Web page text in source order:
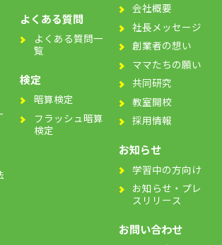
よくある質問
よくある質問一
覧
検定
暗算検定
フラッシュ暗算
検定
会社概要
社長メッセージ
創業者の想い
ママたちの願い
共同研究
教室開校
採用情報
お知らせ
学習中の方向け
お知らせ・プレ
スリリース
お問い合わせ